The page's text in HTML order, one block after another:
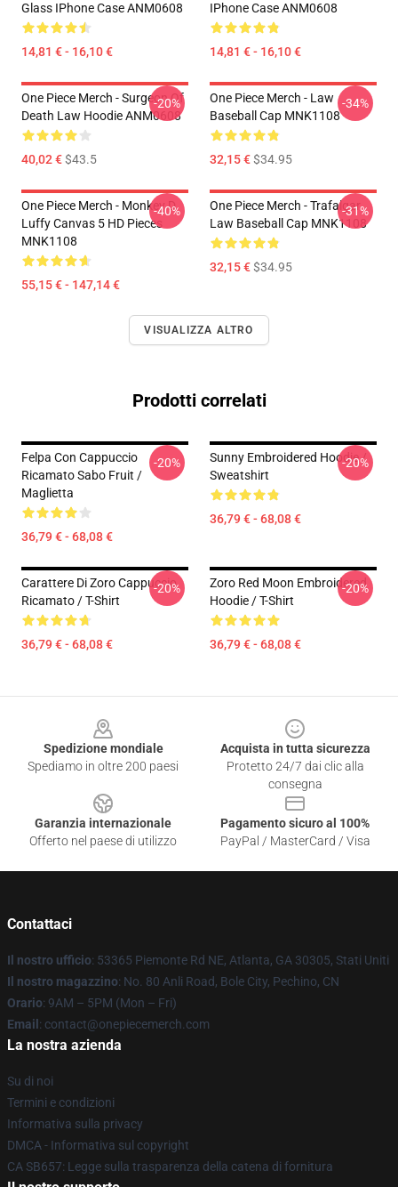
Glass IPhone Case ANM0608
14,81 € - 16,10 €
IPhone Case ANM0608
14,81 € - 16,10 €
One Piece Merch - Surgeon Of
Death Law Hoodie ANM0608
40,02 €$43.5
-20%
One Piece Merch - Law
Baseball Cap MNK1108
32,15 €$34.95
-34%
One Piece Merch - Monkey D.
Luffy Canvas 5 HD Pieces
MNK1108
55,15 € - 147,14 €
-40%
One Piece Merch - Trafalgar
Law Baseball Cap MNK1108
32,15 €$34.95
-31%
VISUALIZZA ALTRO
Prodotti correlati
Felpa Con Cappuccio
Ricamato Sabo Fruit /
Maglietta
36,79 € - 68,08 €
-20%
Sunny Embroidered Hoodie /
Sweatshirt
36,79 € - 68,08 €
-20%
Carattere Di Zoro Cappuccio
Ricamato / T-Shirt
36,79 € - 68,08 €
-20%
Zoro Red Moon Embroidered
Hoodie / T-Shirt
36,79 € - 68,08 €
-20%
Spedizione mondiale
Spediamo in oltre 200 paesi
Acquista in tutta sicurezza
Protetto 24/7 dai clic alla
consegna
Garanzia internazionale
Offerto nel paese di utilizzo
Pagamento sicuro al 100%
PayPal / MasterCard / Visa
Contattaci
Il nostro ufficio: 53365 Piemonte Rd NE, Atlanta, GA 30305, Stati Uniti
Il nostro magazzino: No. 80 Anli Road, Bole City, Pechino, CN
Orario: 9AM – 5PM (Mon – Fri)
Email : contact@onepiecemerch.com
La nostra azienda
Su di noi
Termini e condizioni
Informativa sulla privacy
DMCA - Informativa sul copyright
CA SB657: Legge sulla trasparenza della catena di fornitura